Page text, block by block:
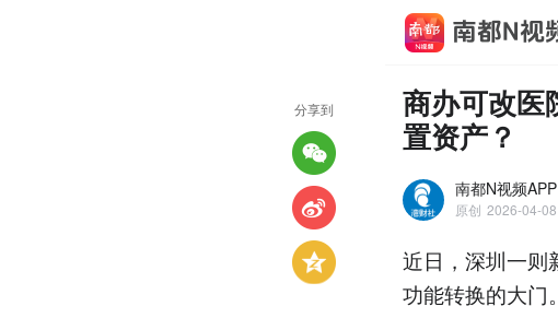
商办可改医
置资产？
南都N视频
原创 2026-04-
近日，深圳一则
功能转换的大门。
分享到